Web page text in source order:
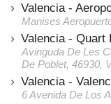
Valencia -
Manises
Valencia - Quart
Avinguda De Les
De Poblet, 46930,
Valencia -
6 Avenida De Los